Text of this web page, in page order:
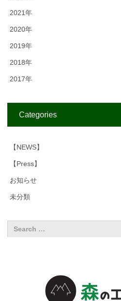
2021年
2020年
2019年
2018年
2017年
Categories
【NEWS】
【Press】
お知らせ
未分類